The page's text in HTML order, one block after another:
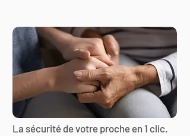
La sécurité de votre proche en 1 clic.